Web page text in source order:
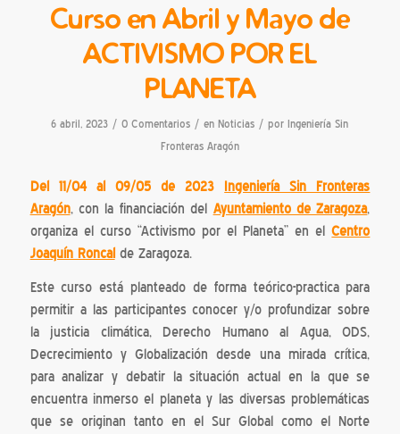
Curso en Abril y Mayo de
ACTIVISMO POR EL
PLANETA
6 abril, 2023 / 0 Comentarios / enNoticias / porIngeniería Sin
Fronteras Aragón
Del 11/04 al 09/05 de 2023 Ingeniería Sin Fronteras
Aragón, con la financiación del Ayuntamiento de Zaragoza,
organiza el curso “Activismo por el Planeta” en elCentro
Joaquín Roncal de Zaragoza.
Este curso está planteado de forma teórico-practica para
permitir a las participantes conocer y/o profundizar sobre
la justicia climática, Derecho Humano al Agua, ODS,
Decrecimiento y Globalización desde una mirada crítica,
para analizar y debatir la situación actual en la que se
encuentra inmerso el planeta y las diversas problemáticas
que se originan tanto en el Sur Global como el Norte